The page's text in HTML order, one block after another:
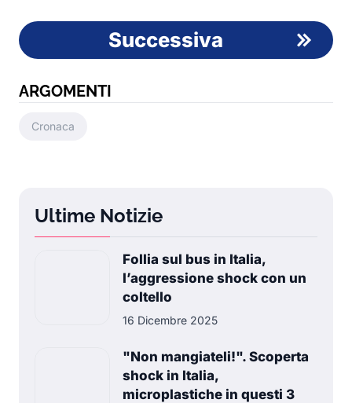
Successiva
ARGOMENTI
Cronaca
Ultime Notizie
Follia sul bus in Italia,
l’aggressione shock con un
coltello
16 Dicembre 2025
"Non mangiateli!". Scoperta
shock in Italia,
microplastiche in questi 3